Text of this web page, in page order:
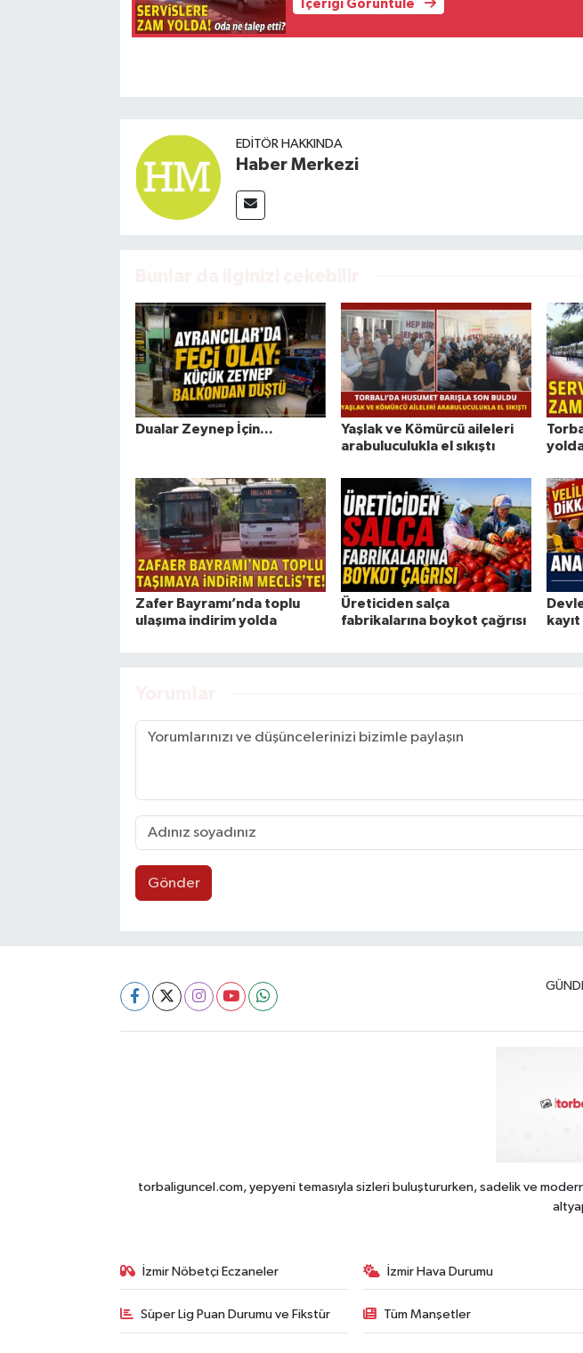
İçeriği Görüntüle
EDITÖR HAKKINDA
Haber Merkezi
Dualar Zeynep İçin...
Yaşlak ve Kömürcü aileleri
arabuluculukla el sıkıştı
Zafer Bayramı’nda toplu
ulaşıma indirim yolda
Üreticiden salça
fabrikalarına boykot çağrısı
Gönder
torbaliguncel.com, yepyeni temasıyla sizleri buluştururken, sadelik ve
İzmir Nöbetçi Eczaneler İzmir Hava Durumu
Süper Lig Puan Durumu ve Fikstür Tüm Manşetler